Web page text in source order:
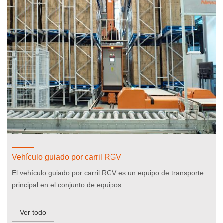
Vehículo guiado por carril RGV
El vehículo guiado por carril RGV es un equipo de transporte
principal en el conjunto de equipos……
Ver todo